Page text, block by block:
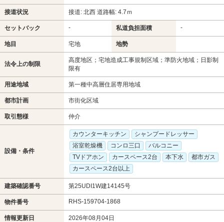
接道状況 接道: 北西 道路幅: 4.7ｍ
セットバック - 私道負担面積 -
地目 宅地 地勢
法令上の制限
高度地区；宅地造成工事規制区域；準防火地域；日影制
限有
用途地域 第一種中高層住居専用地域
都市計画 市街化区域
取引態様 仲介
設備・条件
カウンターキッチン
シャンプードレッサー
浴室乾燥機
コンロ三口
バルコニー
TVドアホン
カースペース2台 本下水
都市ガス
カースペース2台以上
建築確認番号 第25UDI1W建14145号
物件番号 RHS-159704-1868
情報更新日 2026年08月04日